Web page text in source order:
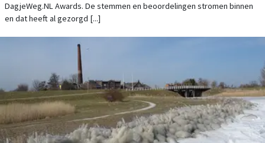
DagjeWeg.NL Awards. De stemmen en beoordelingen stromen binnen
en dat heeft al gezorgd [...]